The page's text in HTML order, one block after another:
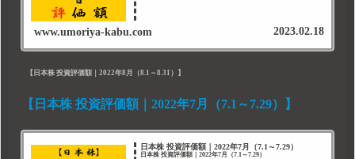
www.umoriya-kabu.com 2023.02.18
【日本株 投資評価額｜2022年8月（8.1～8.31）】
【日本株 投資評価額｜2022年7月（7.1～7.29）】
日本株 投資評価額｜2022年7月（7.1～7.29）
日本株 投資評価額｜2022年7月（7.1～7.29）